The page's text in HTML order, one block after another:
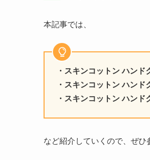
本記事では、
・スキンコットン ハンド
・スキンコットン ハンド
・スキンコットン ハン
など紹介していくので、ぜひ